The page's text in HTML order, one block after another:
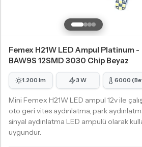
Femex H21W LED Ampul Platinum -
BAW9S 12SMD 3030 Chip Beyaz
1.200 lm 3 W 6000
Mini Femex H21W LED ampul 12v ile
oto geri vites aydınlatma, park
sinyal aydınlatma LED ampulü olarak
uygundur.